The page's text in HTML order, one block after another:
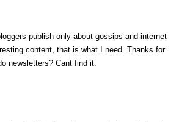
publish only about gossips and internet
content, that is what I need. Thanks for
newsletters? Cant find it.